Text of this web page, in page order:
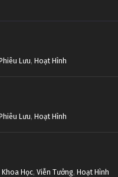
Lưu, Hoạt Hình
Lưu, Hoạt Hình
Khoa Học, Viễn Tưởng, Hoạt Hình